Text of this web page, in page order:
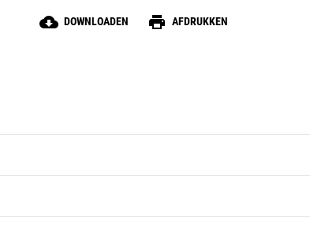
cloud_download DOWNLOADEN print AFDRUKKEN